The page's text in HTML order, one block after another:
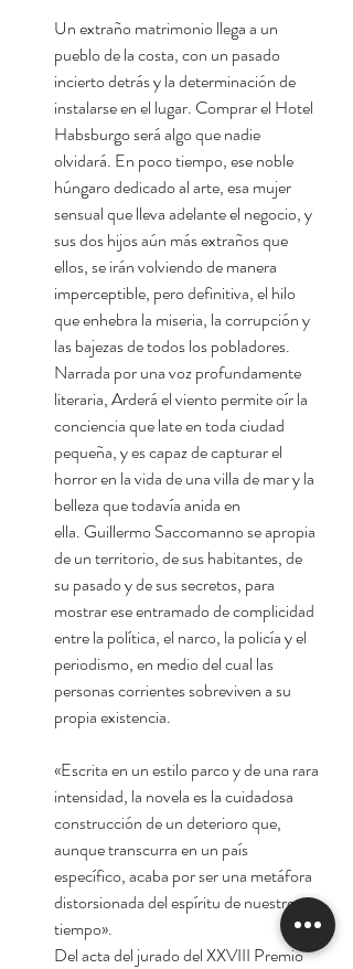
Un extraño matrimonio llega a un
pueblo de la costa, con un pasado
incierto detrás y la determinación de
instalarse en el lugar. Comprar el Hotel
Habsburgo será algo que nadie
olvidará. En poco tiempo, ese noble
húngaro dedicado al arte, esa mujer
sensual que lleva adelante el negocio, y
sus dos hijos aún más extraños que
ellos, se irán volviendo de manera
imperceptible, pero definitiva, el hilo
que enhebra la miseria, la corrupción y
las bajezas de todos los pobladores.
Narrada por una voz profundamente
literaria, Arderá el viento permite oír la
conciencia que late en toda ciudad
pequeña, y es capaz de capturar el
horror en la vida de una villa de mar y la
belleza que todavía anida en
ella. Guillermo Saccomanno se apropia
de un territorio, de sus habitantes, de
su pasado y de sus secretos, para
mostrar ese entramado de complicidad
entre la política, el narco, la policía y el
periodismo, en medio del cual las
personas corrientes sobreviven a su
propia existencia.
«Escrita en un estilo parco y de una rara
intensidad, la novela es la cuidadosa
construcción de un deterioro que,
aunque transcurra en un país
específico, acaba por ser una metáfora
distorsionada del espíritu de nuestro
tiempo».
Del acta del jurado del XXVIII Premio